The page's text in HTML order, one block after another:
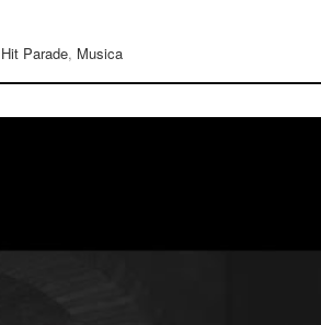
Hit Parade, Musica